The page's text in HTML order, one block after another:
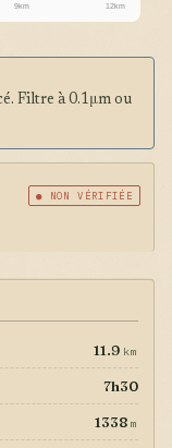
9km 12km
Filtre à 0.1μm ou
● NON VÉRIFIÉE
11.9 km
7h30
1338 m